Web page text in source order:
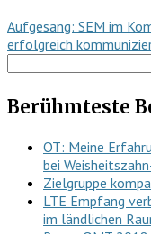
Aufgesang: SEM im
erfolgreich
Suchen
nach:
Berühmteste
OT: Meine
bei
Zielgruppe
LTE Empfang
im ländlichen